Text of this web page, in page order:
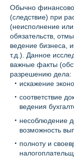
Обычно
(следствие) при
(неисполнение
обязательств,
ведение бизнеса,
т.д.). Данное
важные факты
разрешению дела:
искажение
соответствие
ведения
несоблюдение
возможность
полноту и